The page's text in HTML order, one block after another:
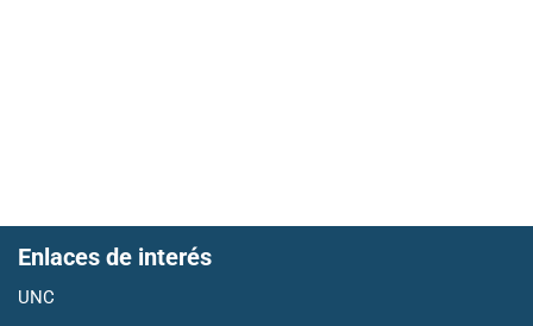
LINK AL FORMULARIO
Enlaces de interés
UNC